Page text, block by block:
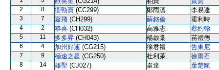
2 8 衝勁寶 (CC299) 鄭雨滇 李易達
3 7 嘉飛 (CH299) 蘇銘倫 霍利時
4 2 恭喜 (CH032) 高雅志 蔡約翰
5 11 多多昇 (CH043) 楊啟棠 苗禮德
6 4 加州好運 (CG215) 徐君禮 告東尼
7 9 極速之星 (CG250) 杜利萊 徐雨石
8 14 雄聖 (CJ027) 韋達 葉楚航